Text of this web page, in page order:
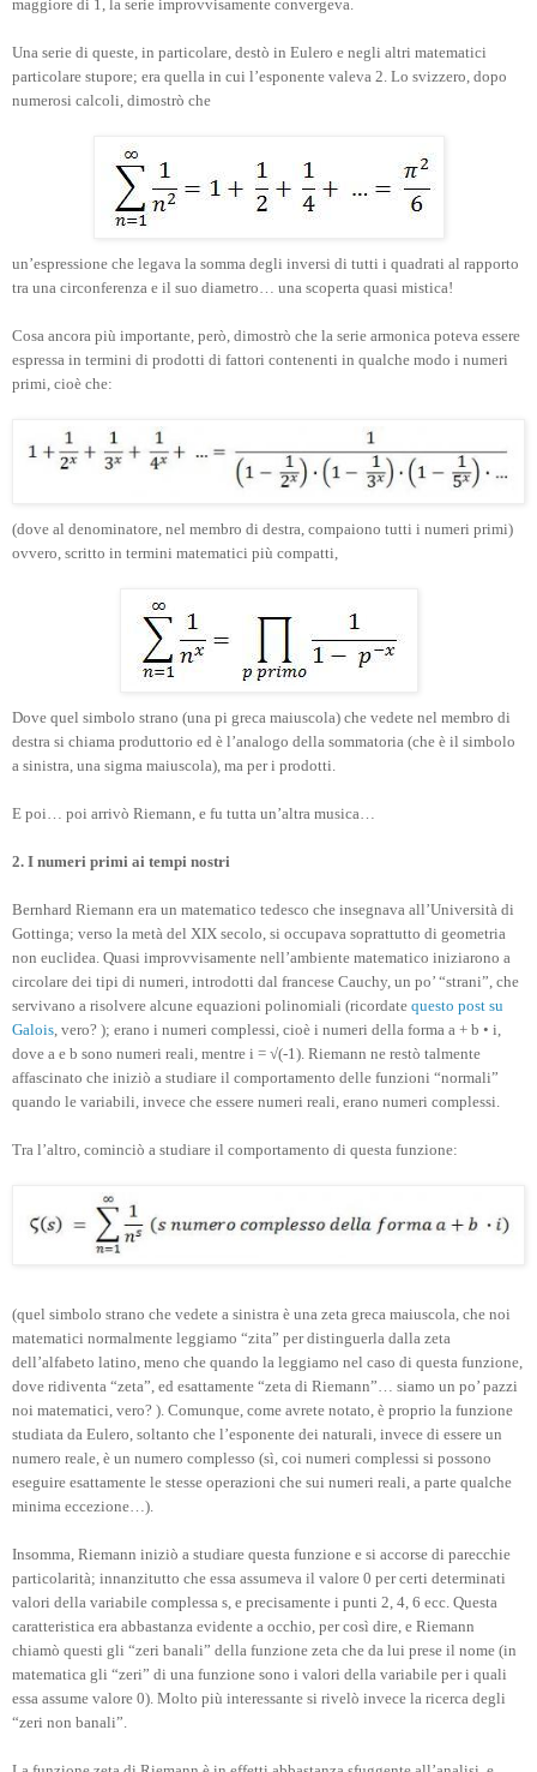
maggiore di 1, la serie improvvisamente convergeva.
Una serie di queste, in particolare, destò in Eulero e negli altri matematici
particolare stupore; era quella in cui l’esponente valeva 2. Lo svizzero, dopo
numerosi calcoli, dimostrò che
un’espressione che legava la somma degli inversi di tutti i quadrati al rapporto
tra una circonferenza e il suo diametro… una scoperta quasi mistica!
Cosa ancora più importante, però, dimostrò che la serie armonica poteva essere
espressa in termini di prodotti di fattori contenenti in qualche modo i numeri
primi, cioè che:
(dove al denominatore, nel membro di destra, compaiono tutti i numeri primi)
ovvero, scritto in termini matematici più compatti,
Dove quel simbolo strano (una pi greca maiuscola) che vedete nel membro di
destra si chiama produttorio ed è l’analogo della sommatoria (che è il simbolo
a sinistra, una sigma maiuscola), ma per i prodotti.
E poi… poi arrivò Riemann, e fu tutta un’altra musica…
2. I numeri primi ai tempi nostri
Bernhard Riemann era un matematico tedesco che insegnava all’Università di
Gottinga; verso la metà del XIX secolo, si occupava soprattutto di geometria
non euclidea. Quasi improvvisamente nell’ambiente matematico iniziarono a
circolare dei tipi di numeri, introdotti dal francese Cauchy, un po’ “strani”, che
servivano a risolvere alcune equazioni polinomiali (ricordate questo post su
Galois , vero? ); erano i numeri complessi, cioè i numeri della forma a + b • i,
dove a e b sono numeri reali, mentre i = √(-1). Riemann ne restò talmente
affascinato che iniziò a studiare il comportamento delle funzioni “normali”
quando le variabili, invece che essere numeri reali, erano numeri complessi.
Tra l’altro, cominciò a studiare il comportamento di questa funzione:
(quel simbolo strano che vedete a sinistra è una zeta greca maiuscola, che noi
matematici normalmente leggiamo “zita” per distinguerla dalla zeta
dell’alfabeto latino, meno che quando la leggiamo nel caso di questa funzione,
dove ridiventa “zeta”, ed esattamente “zeta di Riemann”… siamo un po’ pazzi
noi matematici, vero? ). Comunque, come avrete notato, è proprio la funzione
studiata da Eulero, soltanto che l’esponente dei naturali, invece di essere un
numero reale, è un numero complesso (sì, coi numeri complessi si possono
eseguire esattamente le stesse operazioni che sui numeri reali, a parte qualche
minima eccezione…).
Insomma, Riemann iniziò a studiare questa funzione e si accorse di parecchie
particolarità; innanzitutto che essa assumeva il valore 0 per certi determinati
valori della variabile complessa s, e precisamente i punti 2, 4, 6 ecc. Questa
caratteristica era abbastanza evidente a occhio, per così dire, e Riemann
chiamò questi gli “zeri banali” della funzione zeta che da lui prese il nome (in
matematica gli “zeri” di una funzione sono i valori della variabile per i quali
essa assume valore 0). Molto più interessante si rivelò invece la ricerca degli
“zeri non banali”.